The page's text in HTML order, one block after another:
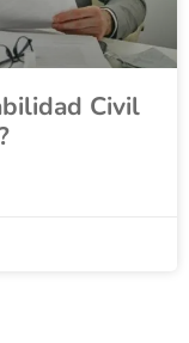
Civil